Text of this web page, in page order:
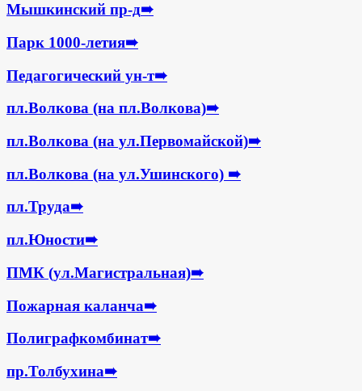
Мышкинский пр-д➠
Парк 1000-летия➠
Педагогический ун-т➠
пл.Волкова (на пл.Волкова)➠
пл.Волкова (на ул.Первомайской)➠
пл.Волкова (на ул.Ушинского) ➠
пл.Труда➠
пл.Юности➠
ПМК (ул.Магистральная)➠
Пожарная каланча➠
Полиграфкомбинат➠
пр.Толбухина➠